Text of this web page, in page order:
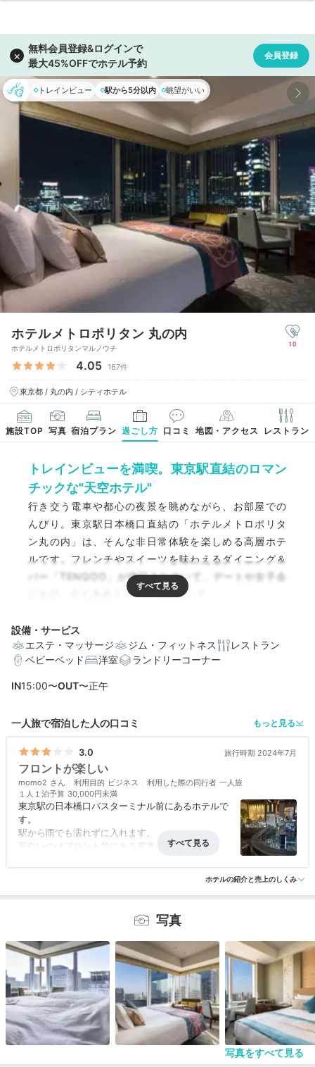
トレインビュー 駅から5分以内 眺望がいい
ホテルメトロポリタン 丸の内
ホテルメトロポリタンマルノウチ
4.05 167件
東京都 / 丸の内 / シティホテル
10
施設TOP 写真 宿泊プラン 過ごし方 口コミ 地図・アクセス レストラン
トレインビューを満喫。東京駅直結のロマン
チックな"天空ホテル"
行き交う電車や都心の夜景を眺めながら、お部屋での
んびり。東京駅日本橋口直結の「ホテルメトロポリタ
ン丸の内」は、そんな非日常体験を楽しめる高層ホテ
ルです。フレンチやスイーツを味わえるダイニング＆
バー「TENQOO」が併設されていて、デートや女子会
にも◎。心ときめくステイを満喫して。
編集部おすすめの３つのポイント
ロマンチックな夜景に癒される、トレインビューのお部
特別な日にも◎。おしゃれな絶景ダイニング
「TENQOO」
宿泊体験やホテル公式からのコメントあり
設備・サービス
エステ・マッサージ
ジム・フィットネス
レストラン
ベビーベッド
洋室 ランドリーコーナー
IN15:00〜OUT〜正午
一人旅で宿泊した人の口コミ もっと見る
3.0 旅行時期 2024年7月
フロントが楽しい
momo2 利用目的 ビジネス 利用した際の同行者 一人旅
１人１泊予算 30,000円未満
東京駅の日本橋口バスターミナル前にあるホテルで
す。
駅から雨でも濡れずに入れます。
面白いのはフロント前にある電車の模型です。
フロントの奥にあるエレベーターで宿泊エリアに行
くのはまずフロントを通ってからです。
部屋からの眺めは向かいのビルの屋上のヘリポート
アクセス 4.5 コスパ 3.5 客室 3.0 接客対応 3.0 風呂 3.0
ホテルの紹介と売上のしくみ
写真
写真をすべて見る